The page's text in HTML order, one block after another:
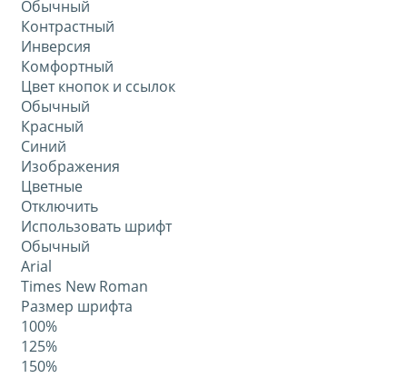
Обычный
Контрастный
Инверсия
Комфортный
Цвет кнопок и ссылок
Обычный
Красный
Синий
Изображения
Цветные
Отключить
Использовать шрифт
Обычный
Arial
Times New Roman
Размер шрифта
100%
125%
150%